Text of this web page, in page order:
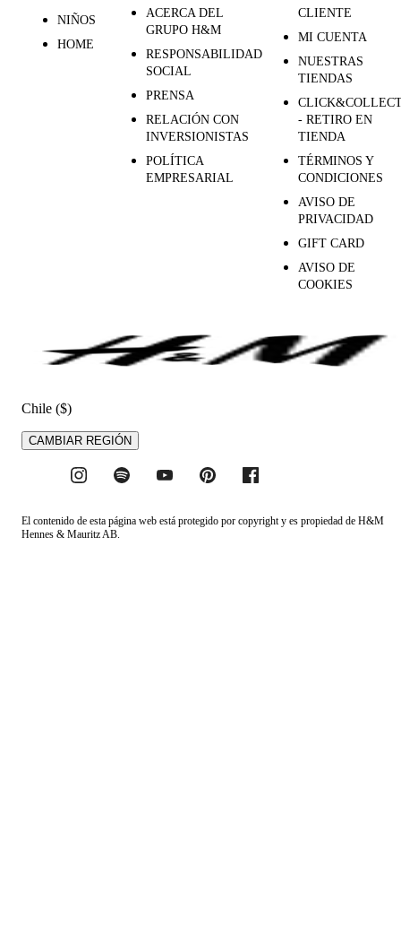
NIÑOS
HOME
ACERCA DEL
GRUPO H&M
RESPONSABILIDAD
SOCIAL
PRENSA
RELACIÓN CON
INVERSIONISTAS
POLÍTICA
EMPRESARIAL
CLIENTE
MI CUENTA
NUESTRAS
TIENDAS
- RETIRO EN
TIENDA
TÉRMINOS Y
CONDICIONES
AVISO DE
PRIVACIDAD
GIFT CARD
AVISO DE
COOKIES
Chile ($)
CAMBIAR REGIÓN
El contenido de esta página web está protegido por copyright y es propiedad de H&M
Hennes & Mauritz AB.